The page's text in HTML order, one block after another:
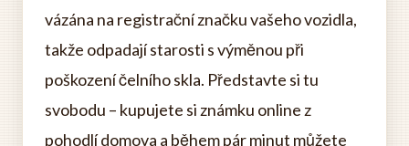
vázána na registrační značku vašeho vozidla,
takže odpadají starosti s výměnou při
poškození čelního skla. Představte si tu
svobodu – kupujete si známku online z
pohodlí domova a během pár minut můžete